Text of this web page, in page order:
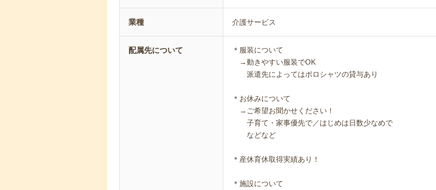
業種 介護サービス
配属先について
＊服装について
→動きやすい服装でOK
派遣先によってはポロシャツの貸与あり
＊お休みについて
→ご希望お聞かせください！
子育て・家事優先で／はじめは日数少なめで
などなど
＊産休育休取得実績あり！
＊施設について